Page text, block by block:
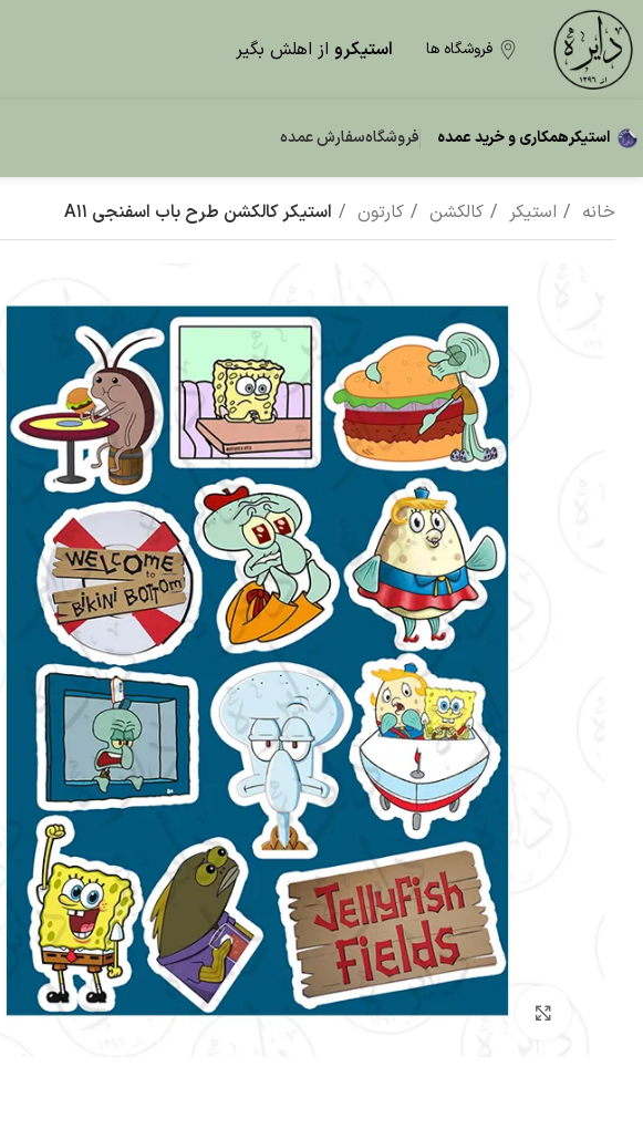
فروشگاه ها استیکرو از اهلش بگیر
استیکرهمکاری و خرید عمده فروشگاهسفارش عمده
خانه استیکر کالکشن کارتون استیکر کالکشن طرح باب اسفنجی A11
بزرگنمایی تصویر